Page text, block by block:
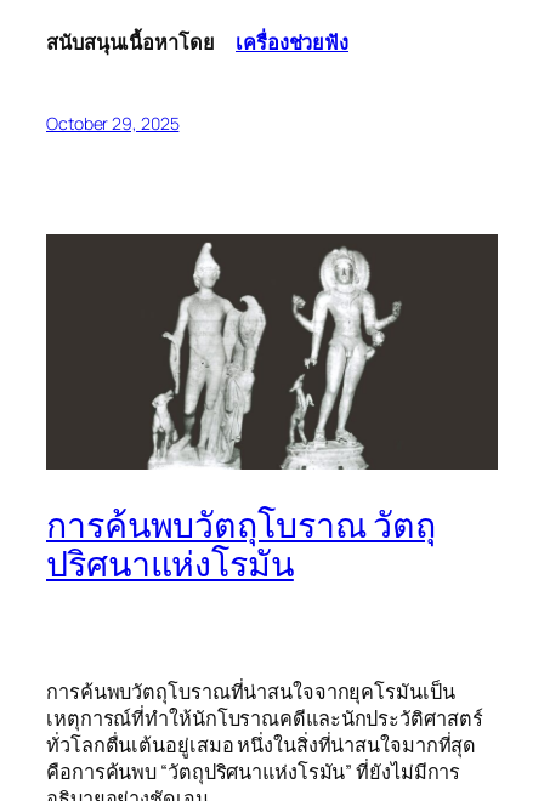
สนับสนุนเนื้อหาโดย เครื่องช่วยฟัง
October 29, 2025
การค้นพบวัตถุโบราณ วัตถุ
ปริศนาแห่งโรมัน
การค้นพบวัตถุโบราณที่น่าสนใจจากยุคโรมันเป็น
เหตุการณ์ที่ทำให้นักโบราณคดีและนักประวัติศาสตร์
ทั่วโลกตื่นเต้นอยู่เสมอ หนึ่งในสิ่งที่น่าสนใจมากที่สุด
คือการค้นพบ “วัตถุปริศนาแห่งโรมัน” ที่ยังไม่มีการ